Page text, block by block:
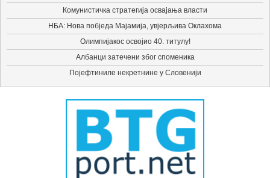
Комунистичка стратегија освајања власти
НБА: Нова побједа Мајамија, увјерљива Оклахома
Олимпијакос освојио 40. титулу!
Албанци затечени због споменика
Појефтиниле некретнине у Словенији